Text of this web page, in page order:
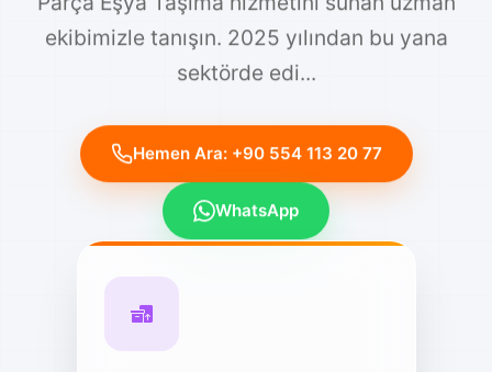
ekibimizle tanışın. 2025 yılından bu yana
sektörde edi...